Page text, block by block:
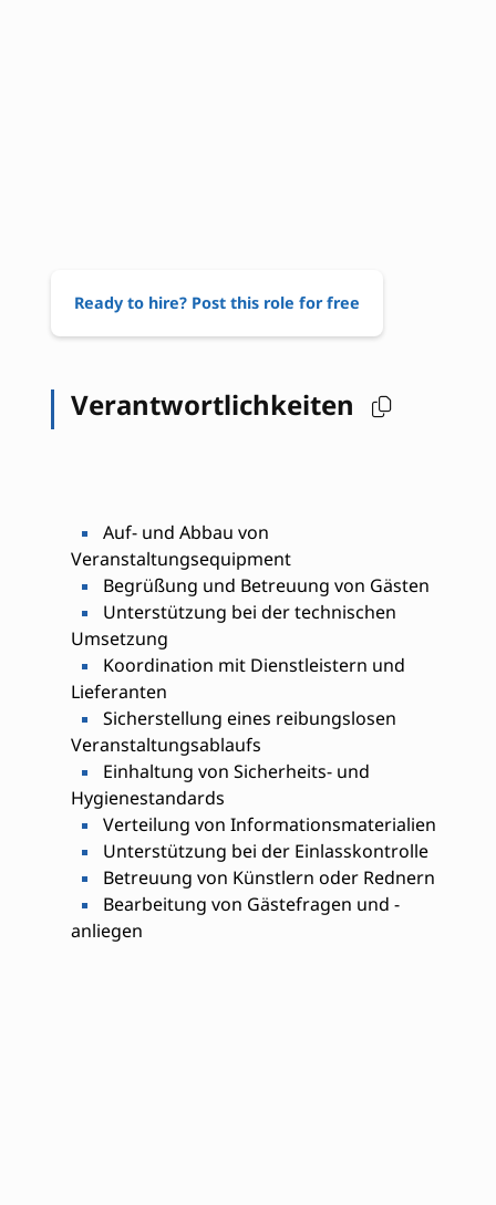
Ready to hire? Post this role for free
Verantwortlichkeiten
Auf- und Abbau von
Veranstaltungsequipment
Begrüßung und Betreuung von Gästen
Unterstützung bei der technischen
Umsetzung
Koordination mit Dienstleistern und
Lieferanten
Sicherstellung eines reibungslosen
Veranstaltungsablaufs
Einhaltung von Sicherheits- und
Hygienestandards
Verteilung von Informationsmaterialien
Unterstützung bei der Einlasskontrolle
Betreuung von Künstlern oder Rednern
Bearbeitung von Gästefragen und -
anliegen